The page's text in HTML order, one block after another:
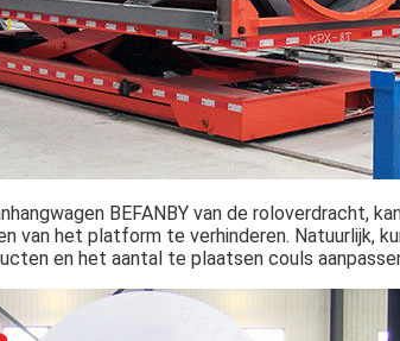
BEFANBY van de roloverdracht,
van het platform te verhinderen. Natuurlijk,
en het aantal te plaatsen couls